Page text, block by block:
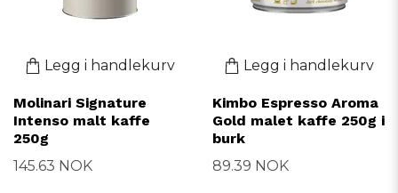
Legg i handlekurv
Molinari Signature
Intenso malt kaffe
250g
145.63 NOK
Legg i handlekurv
Kimbo Espresso Aroma
Gold malet kaffe 250g i
burk
89.39 NOK